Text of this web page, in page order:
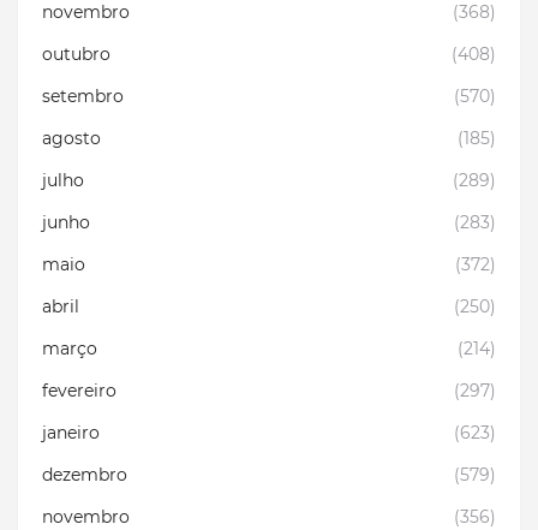
novembro
(368)
outubro
(408)
setembro
(570)
agosto
(185)
julho
(289)
junho
(283)
maio
(372)
abril
(250)
março
(214)
fevereiro
(297)
janeiro
(623)
dezembro
(579)
novembro
(356)